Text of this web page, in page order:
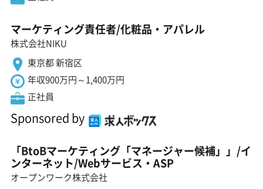
マーケティング責任者/化粧品・アパレル
株式会社NIKU
東京都 新宿区
年収900万円～1,400万円
正社員
Sponsored by
「BtoBマーケティング「マネージャー候補」」/イ
ンターネット/Webサービス・ASP
オープンワーク株式会社